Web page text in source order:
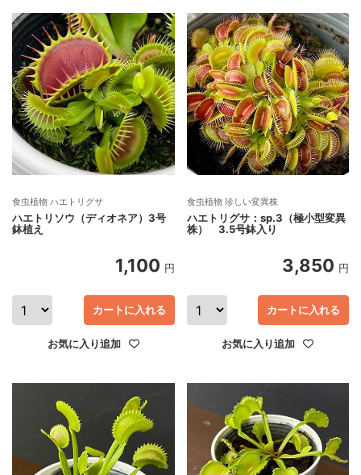
食虫植物 ハエトリグサ
ハエトリソウ（ディオネア）3号
鉢植え
1,100 円
カートに入れる
お気に入り追加
食虫植物 珍しい変異株
ハエトリグサ：sp.3（極小型変異
株） 3.5号鉢入り
3,850 円
カートに入れる
お気に入り追加